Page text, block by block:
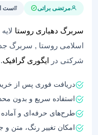
مرتضی براتی #ست
سربرگ دهیاری روستا
اسلامی روستا , سربرگ
شرکتی در
ایگوری گرافیک.
دریافت فوری پس از
استفاده سریع و بدون
طرح‌های حرفه‌ای و
امکان تغییر رنگ، متن